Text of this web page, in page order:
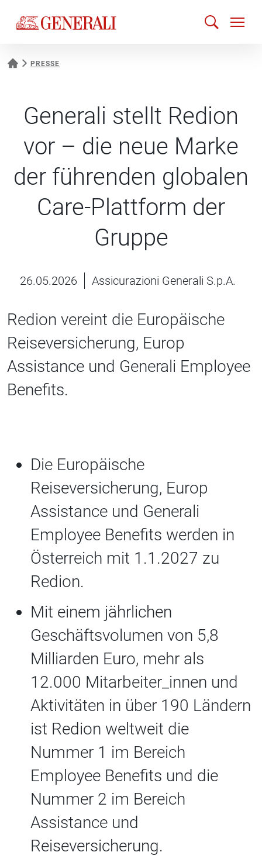
PRESSE
Generali stellt Redion
vor – die neue Marke
der führenden globalen
Care-Plattform der
Gruppe
26.05.2026 Assicurazioni Generali S.p.A.
Redion vereint die Europäische
Reiseversicherung, Europ
Assistance und Generali Employee
Benefits.
Die Europäische
Reiseversicherung, Europ
Assistance und Generali
Employee Benefits werden in
Österreich mit 1.1.2027 zu
Redion.
Mit einem jährlichen
Geschäftsvolumen von 5,8
Milliarden Euro, mehr als
12.000 Mitarbeiter_innen und
Aktivitäten in über 190 Ländern
ist Redion weltweit die
Nummer 1 im Bereich
Employee Benefits und die
Nummer 2 im Bereich
Assistance und
Reiseversicherung.